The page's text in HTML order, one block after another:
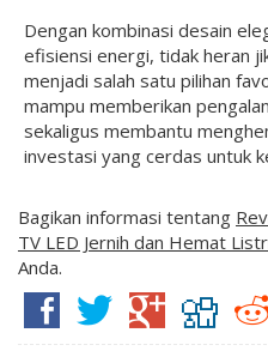
Dengan kombinasi desain
efisiensi energi, tidak heran
menjadi salah satu pilihan
mampu memberikan
sekaligus membantu
investasi yang cerdas untuk
Bagikan informasi tentang
TV LED Jernih dan Hemat
Anda.